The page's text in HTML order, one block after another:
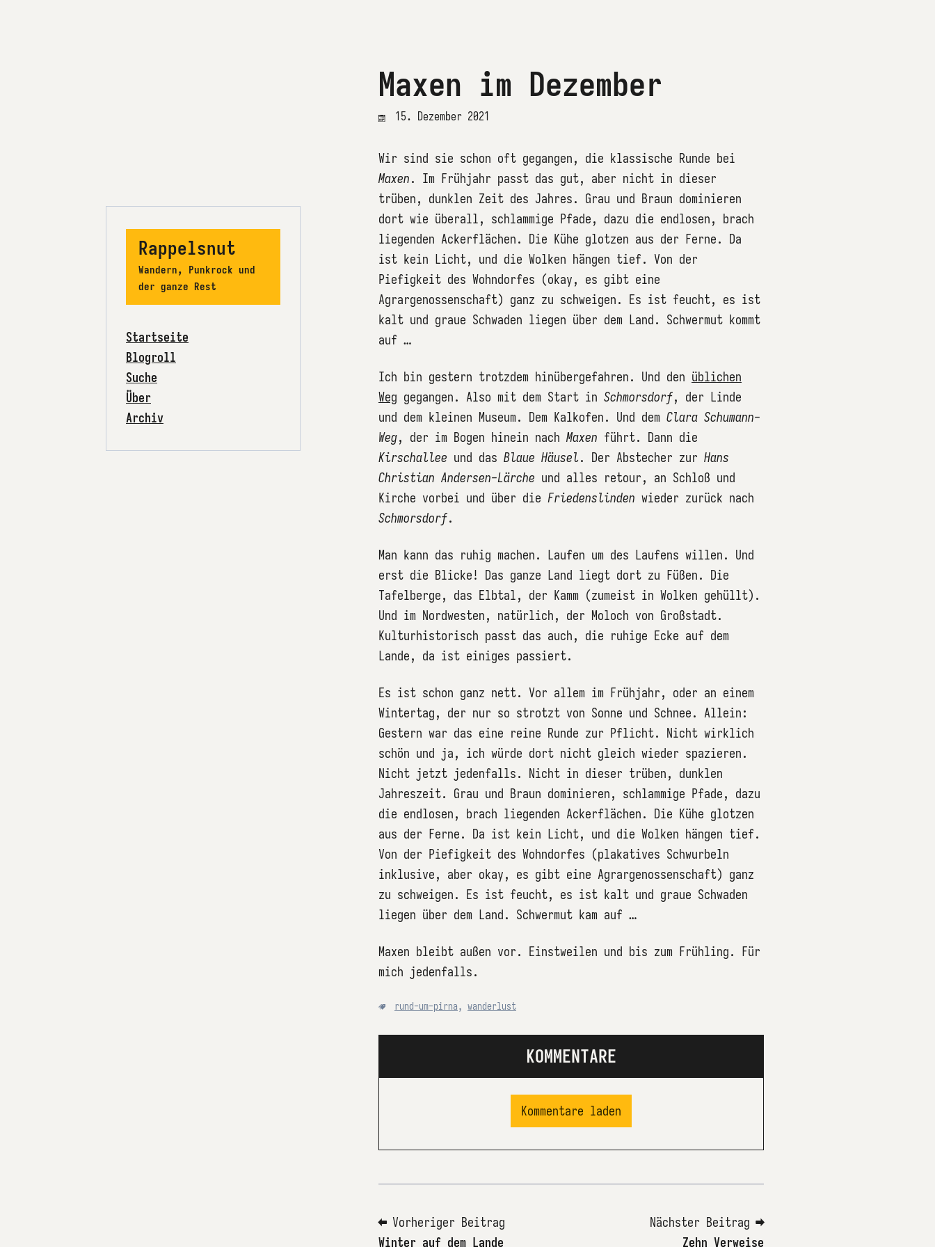
Rappelsnut
Wandern, Punkrock und
der ganze Rest
Startseite
Blogroll
Suche
Über
Archiv
Maxen im Dezember
15. Dezember 2021
Wir sind sie schon oft gegangen, die klassische Runde bei
Maxen. Im Frühjahr passt das gut, aber nicht in dieser
trüben, dunklen Zeit des Jahres. Grau und Braun dominieren
dort wie überall, schlammige Pfade, dazu die endlosen, brach
liegenden Ackerflächen. Die Kühe glotzen aus der Ferne. Da
ist kein Licht, und die Wolken hängen tief. Von der
Piefigkeit des Wohndorfes (okay, es gibt eine
Agrargenossenschaft) ganz zu schweigen. Es ist feucht, es ist
kalt und graue Schwaden liegen über dem Land. Schwermut kommt
auf …
Ich bin gestern trotzdem hinübergefahren. Und den üblichen
Weg gegangen. Also mit dem Start in Schmorsdorf, der Linde
und dem kleinen Museum. Dem Kalkofen. Und dem Clara Schumann-
Weg, der im Bogen hinein nach Maxen führt. Dann die
Kirschallee und das Blaue Häusel. Der Abstecher zur Hans
Christian Andersen-Lärche und alles retour, an Schloß und
Kirche vorbei und über die Friedenslinden wieder zurück nach
Schmorsdorf.
Man kann das ruhig machen. Laufen um des Laufens willen. Und
erst die Blicke! Das ganze Land liegt dort zu Füßen. Die
Tafelberge, das Elbtal, der Kamm (zumeist in Wolken gehüllt).
Und im Nordwesten, natürlich, der Moloch von Großstadt.
Kulturhistorisch passt das auch, die ruhige Ecke auf dem
Lande, da ist einiges passiert.
Es ist schon ganz nett. Vor allem im Frühjahr, oder an einem
Wintertag, der nur so strotzt von Sonne und Schnee. Allein:
Gestern war das eine reine Runde zur Pflicht. Nicht wirklich
schön und ja, ich würde dort nicht gleich wieder spazieren.
Nicht jetzt jedenfalls. Nicht in dieser trüben, dunklen
Jahreszeit. Grau und Braun dominieren, schlammige Pfade, dazu
die endlosen, brach liegenden Ackerflächen. Die Kühe glotzen
aus der Ferne. Da ist kein Licht, und die Wolken hängen tief.
Von der Piefigkeit des Wohndorfes (plakatives Schwurbeln
inklusive, aber okay, es gibt eine Agrargenossenschaft) ganz
zu schweigen. Es ist feucht, es ist kalt und graue Schwaden
liegen über dem Land. Schwermut kam auf …
Maxen bleibt außen vor. Einstweilen und bis zum Frühling. Für
mich jedenfalls.
rund-um-pirna, wanderlust
KOMMENTARE
Kommentare laden
⬅ Vorheriger Beitrag
Winter auf dem Lande
Nächster Beitrag ➡
Zehn Verweise